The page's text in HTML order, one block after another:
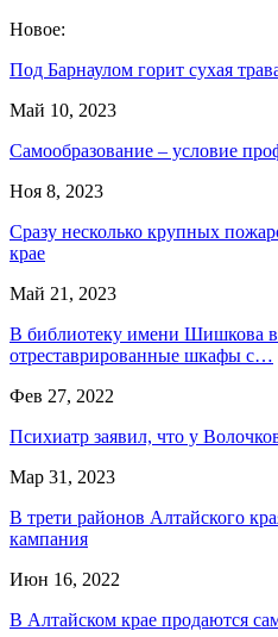
Новое:
Под Барнаулом горит сухая
Май 10, 2023
Самообразование – условие
Ноя 8, 2023
Сразу несколько крупных
крае
Май 21, 2023
В библиотеку имени Шишкова
отреставрированные шкафы с…
Фев 27, 2022
Психиатр заявил, что у
Мар 31, 2023
В трети районов Алтайского
кампания
Июн 16, 2022
В Алтайском крае продаются